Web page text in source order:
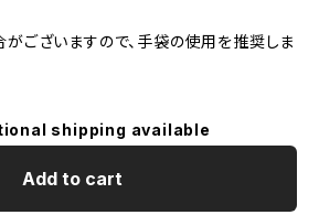
ございますので、手袋の使用を推奨しま
shipping available
Add to cart